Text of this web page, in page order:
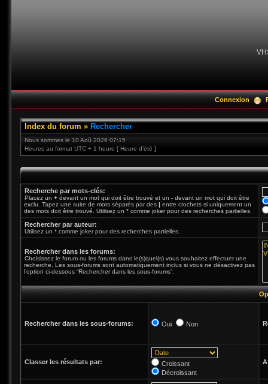
Connexion
Index du forum » Rechercher
Nous sommes le 10 Aoû 2026 07:15
Heures au format UTC + 1 heure [ Heure d’été ]
Recherche par mots-clés:
Placez un + devant un mot qui doit être trouvé et un - devant un mot qui doit être
exclu. Tapez une suite de mots séparés par des | entre crochets si uniquement un
des mots doit être trouvé. Utilisez un * comme joker pour des recherches partielles.
Rechercher par auteur:
Utilisez un * comme joker pour des recherches partielles.
Rechercher dans les forums:
Choisissez le forum ou les forums dans le(s)quel(s) vous souhaitez effectuer une
recherche. Les sous-forums sont automatiquement inclus si vous ne désactivez pas
l’option ci-dessous “Rechercher dans les sous-forums”.
Rechercher dans les sous-forums: Oui Non
Classer les résultats par:
Croissant
Décroissant